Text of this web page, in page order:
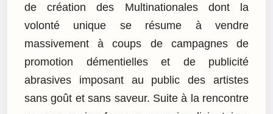
de création des Multinationales dont la
volonté unique se résume à vendre
massivement à coups de campagnes de
promotion démentielles et de publicité
abrasives imposant au public des artistes
sans goût et sans saveur. Suite à la rencontre